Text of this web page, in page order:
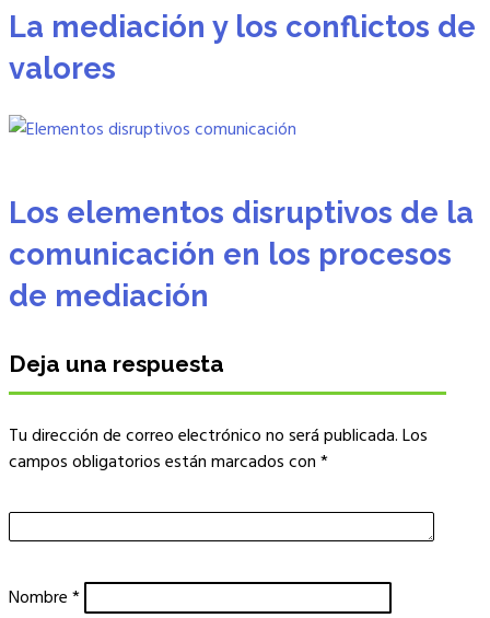
La mediación y los conflictos de
valores
Los elementos disruptivos de la
comunicación en los procesos
de mediación
Deja una respuesta
Tu dirección de correo electrónico no será publicada. Los
campos obligatorios están marcados con *
Nombre *